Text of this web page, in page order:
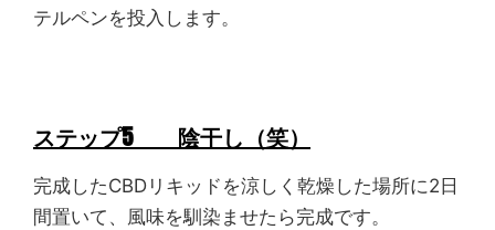
テルペンを投入します。
ステップ5 陰干し（笑）
完成したCBDリキッドを涼しく乾燥した場所に2日
間置いて、風味を馴染ませたら完成です。